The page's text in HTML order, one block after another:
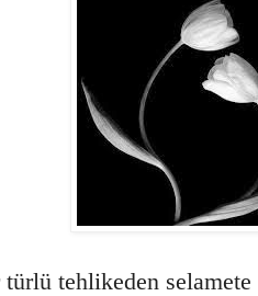
türlü tehlikeden selamete